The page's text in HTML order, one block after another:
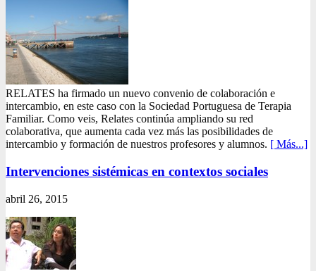
RELATES ha firmado un nuevo convenio de colaboración e
intercambio, en este caso con la Sociedad Portuguesa de Terapia
Familiar. Como veis, Relates continúa ampliando su red
colaborativa, que aumenta cada vez más las posibilidades de
intercambio y formación de nuestros profesores y alumnos. [ Más...]
Intervenciones sistémicas en contextos sociales
abril 26, 2015